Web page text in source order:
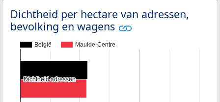
Dichtheid per hectare van adressen,
bevolking en wagens
België Maulde-Centre
Dichtheid adressen
Dichtheid adressen